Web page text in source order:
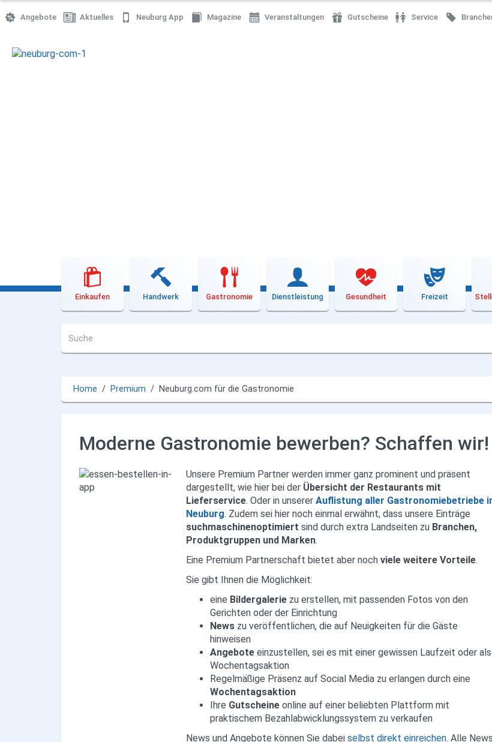
Angebote Aktuelles Neuburg App Magazine Veranstaltungen Gutscheine Service
Einkaufen Handwerk Gastronomie Dienstleistung Gesundheit Freizeit
Home / Premium / Neuburg.com für die Gastronomie
Moderne Gastronomie bewerben? Schaffen wir!
Unsere Premium Partner werden immer ganz prominent und präsent
dargestellt, wie hier bei der Übersicht der Restaurants mit
Lieferservice. Oder in unsererAuflistung aller Gastronomiebetriebe
Neuburg. Zudem sei hier noch einmal erwähnt, dass unsere Einträge
suchmaschinenoptimiertsind durch extra Landseiten zu Branchen,
Produktgruppen und Marken.
Eine Premium Partnerschaft bietet aber noch viele weitere Vorteile.
Sie gibt Ihnen die Möglichkeit:
eine Bildergalerie zu erstellen, mit passenden Fotos von den
Gerichten oder der Einrichtung
News zu veröffentlichen, die auf Neuigkeiten für die Gäste
hinweisen
Angeboteeinzustellen, sei es mit einer gewissen Laufzeit oder als
Wochentagsaktion
Regelmäßige Präsenz auf Social Media zu erlangen durch eine
Wochentagsaktion
Ihre Gutscheineonline auf einer beliebten Plattform mit
praktischem Bezahlabwicklungssystem zu verkaufen
News und Angebote können Sie dabeiselbst direkt einreichen. Alle
Einkaufen
Mediadaten
Neuburg.com für die Gastronomie
Neuburg.com für Dienstleister